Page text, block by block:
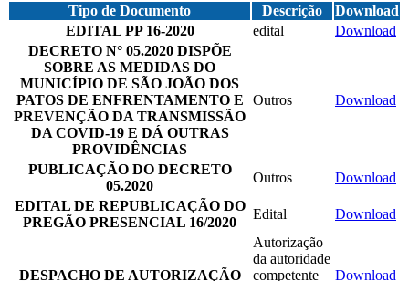
Tipo de Documento
Descrição
Download
EDITAL PP 16-2020
edital
Download
DECRETO N° 05.2020 DISPÕE
SOBRE AS MEDIDAS DO
MUNICÍPIO DE SÃO JOÃO DOS
PATOS DE ENFRENTAMENTO E
PREVENÇÃO DA TRANSMISSÃO
DA COVID-19 E DÁ OUTRAS
PROVIDÊNCIAS
Outros Download
PUBLICAÇÃO DO DECRETO
05.2020
Outros
Download
EDITAL DE REPUBLICAÇÃO DO
PREGÃO PRESENCIAL 16/2020
Edital Download
DESPACHO DE AUTORIZAÇÃO
Autorização
da autoridade
competente
Download